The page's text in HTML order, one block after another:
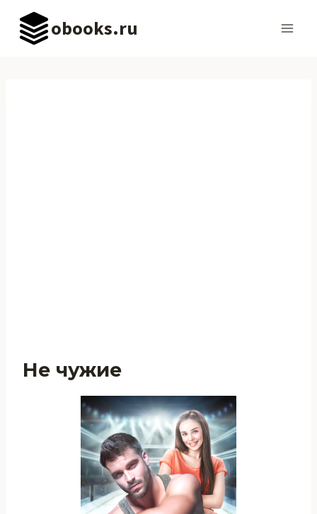
Перейти
содержимому
obooks.ru
Не чужие